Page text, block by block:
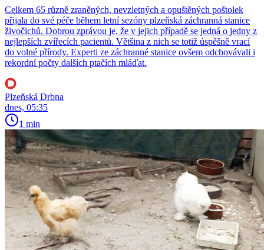
Celkem 65 různě zraněných, nevzletných a opuštěných poštolek
přijala do své péče během letní sezóny plzeňská záchranná stanice
živočichů. Dobrou zprávou je, že v jejich případě se jedná o jedny z
nejlepších zvířecích pacientů. Většina z nich se totiž úspěšně vrací
do volné přírody. Experti ze záchranné stanice ovšem odchovávali i
rekordní počty dalších ptačích mláďat.
Plzeňská Drbna
dnes, 05:35
1 min